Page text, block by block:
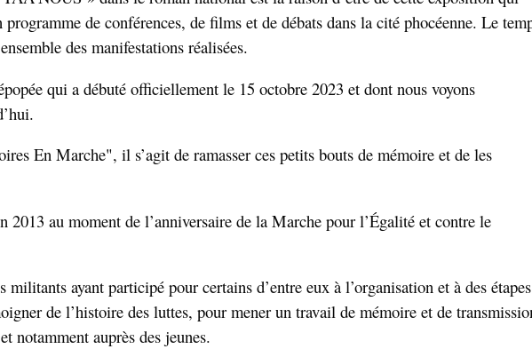
programme de conférences, de films et de débats dans la cité phocéenne. Le
des manifestations réalisées.
qui a débuté officiellement le 15 octobre 2023 et dont nous voyons
En Marche", il s’agit de ramasser ces petits bouts de mémoire et de les
2013 au moment de l’anniversaire de la Marche pour l’Égalité et contre le
militants ayant participé pour certains d’entre eux à l’organisation et à des étapes
de l’histoire des luttes, pour mener un travail de mémoire et de
notamment auprès des jeunes.